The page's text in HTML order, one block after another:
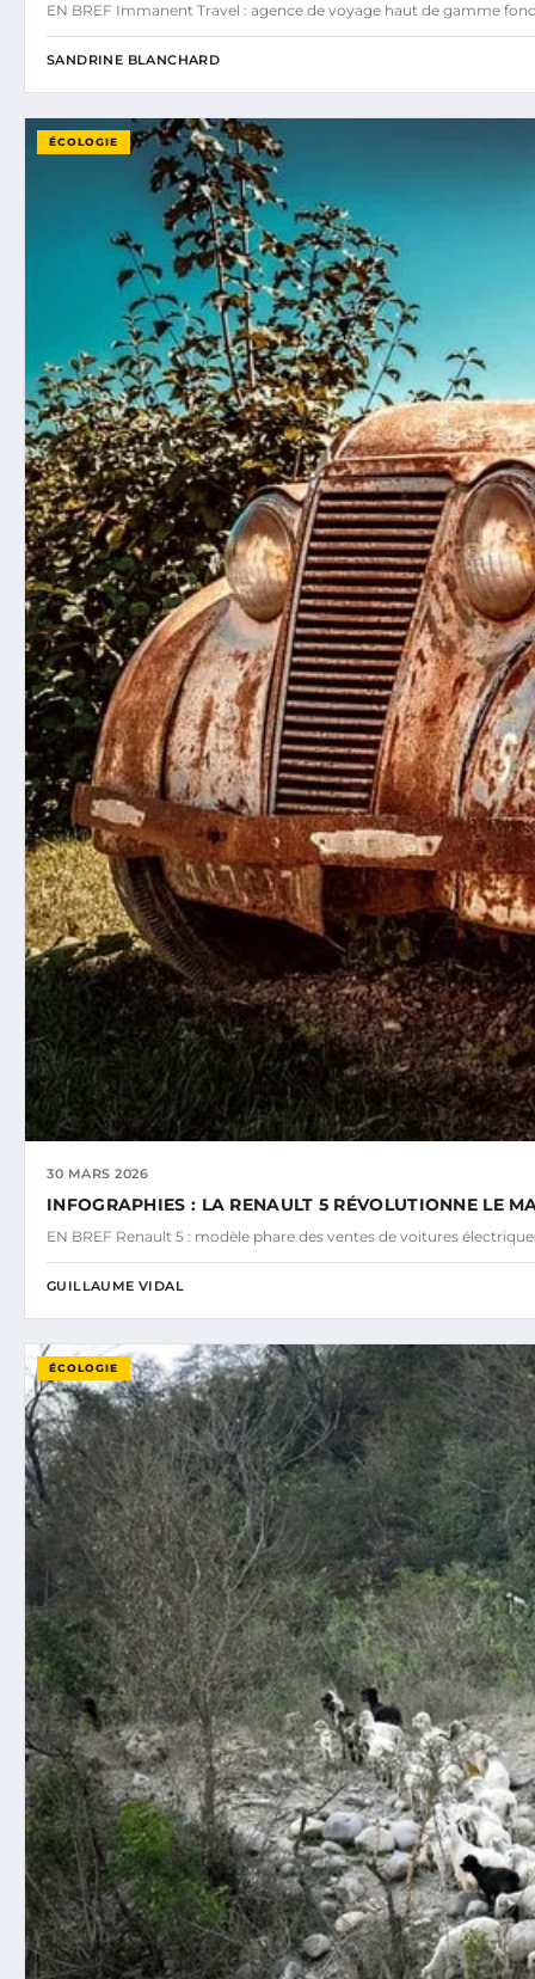
EN BREF Immanent Travel : agence de voyage haut de gamme
SANDRINE BLANCHARD
ÉCOLOGIE
30 MARS 2026
INFOGRAPHIES : LA RENAULT 5 RÉVOLUTIONNE LE
EN BREF Renault 5 : modèle phare des ventes de voitures
GUILLAUME VIDAL
ÉCOLOGIE